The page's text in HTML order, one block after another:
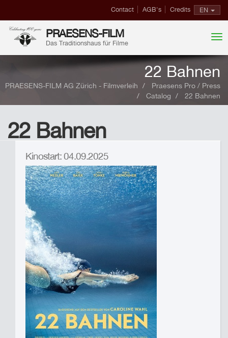
EN
Contact AGB's Credits
PRAESENS-FILM
Das Traditionshaus für Filme
22 Bahnen
PRAESENS-FILM AG Zürich - Filmverleih
Praesens Pro / Press
Catalog
22 Bahnen
22 Bahnen
Kinostart: 04.09.2025